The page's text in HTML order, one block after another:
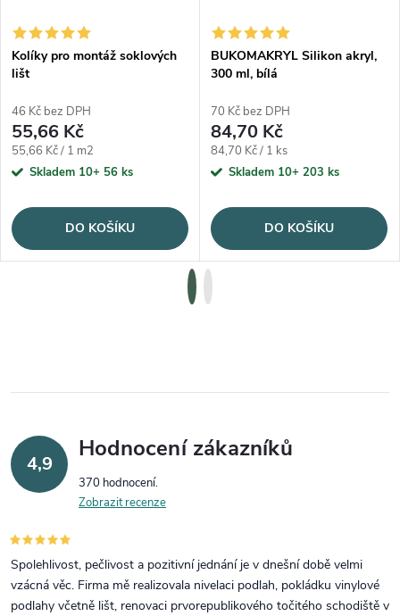
Kolíky pro montáž soklových
lišt
46 Kč bez DPH
55,66 Kč
Měrná cena:
55,66 Kč / 1 m2
Skladem 10+ 56 ks
DO KOŠÍKU
BUKOMAKRYL Silikon akryl,
300 ml, bílá
70 Kč bez DPH
84,70 Kč
Měrná cena:
84,70 Kč / 1 ks
Skladem 10+ 203 ks
DO KOŠÍKU
4,9
Hodnocení zákazníků
370 hodnocení
Zobrazit recenze
Spolehlivost, pečlivost a pozitivní jednání je v dnešní době velmi
vzácná věc. Firma mě realizovala nivelaci podlah, pokládku vinylové
podlahy včetně lišt, renovaci prvorepublikového točitého schodiště v